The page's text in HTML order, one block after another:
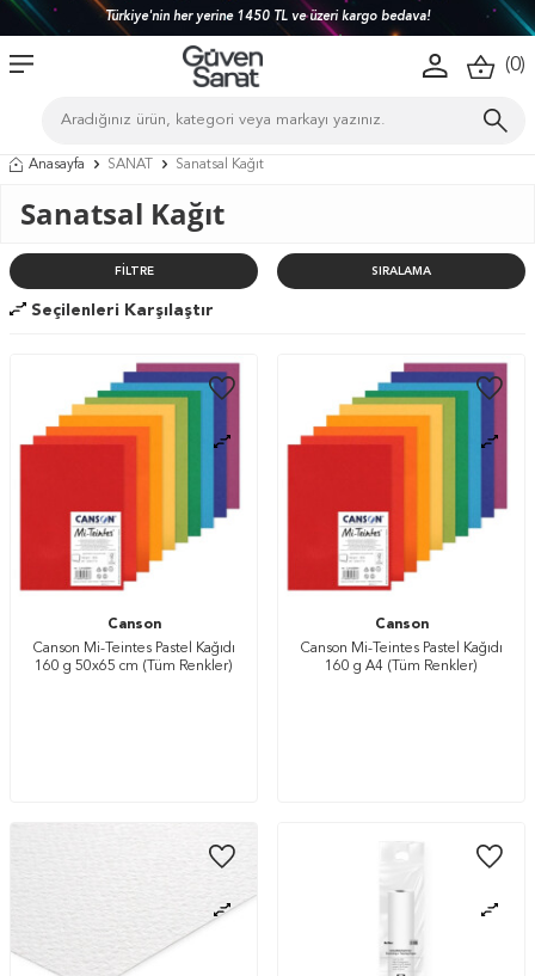
Sipariş Oluştur, Aynı Gün Ücretsiz Depodan Teslim Al!
(0)
Anasayfa SANAT Sanatsal Kağıt
Sanatsal Kağıt
FILTRE SIRALAMA
Seçilenleri Karşılaştır
Canson
Canson Mi-Teintes Pastel Kağıdı
160 g 50x65 cm (Tüm Renkler)
Canson
Canson Mi-Teintes Pastel Kağıdı
160 g A4 (Tüm Renkler)